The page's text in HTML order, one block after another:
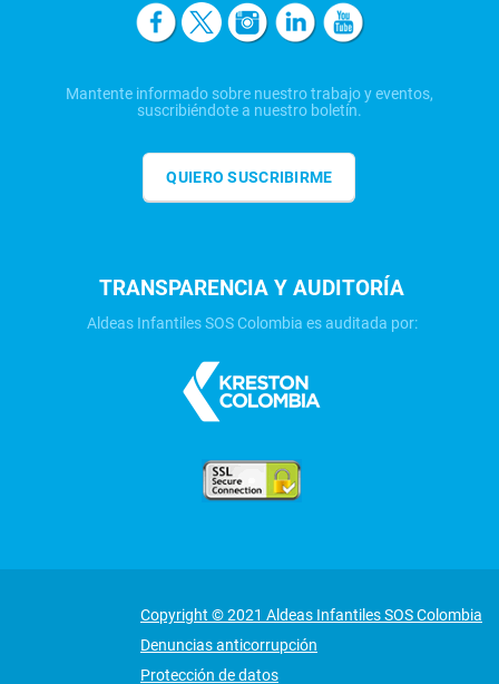
Mantente informado sobre nuestro trabajo y eventos,
suscribiéndote a nuestro boletín.
QUIERO SUSCRIBIRME
TRANSPARENCIA Y AUDITORÍA
Aldeas Infantiles SOS Colombia es auditada por:
Copyright © 2021 Aldeas Infantiles SOS Colombia
Denuncias anticorrupción
Protección de datos